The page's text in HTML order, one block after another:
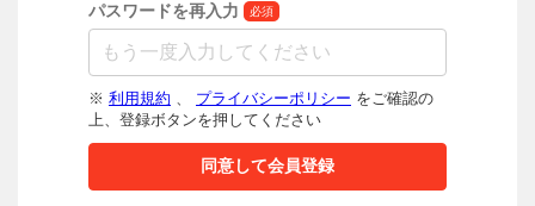
パスワードを再入力 必須
※ 利用規約 、 プライバシーポリシー をご確認の
上、登録ボタンを押してください